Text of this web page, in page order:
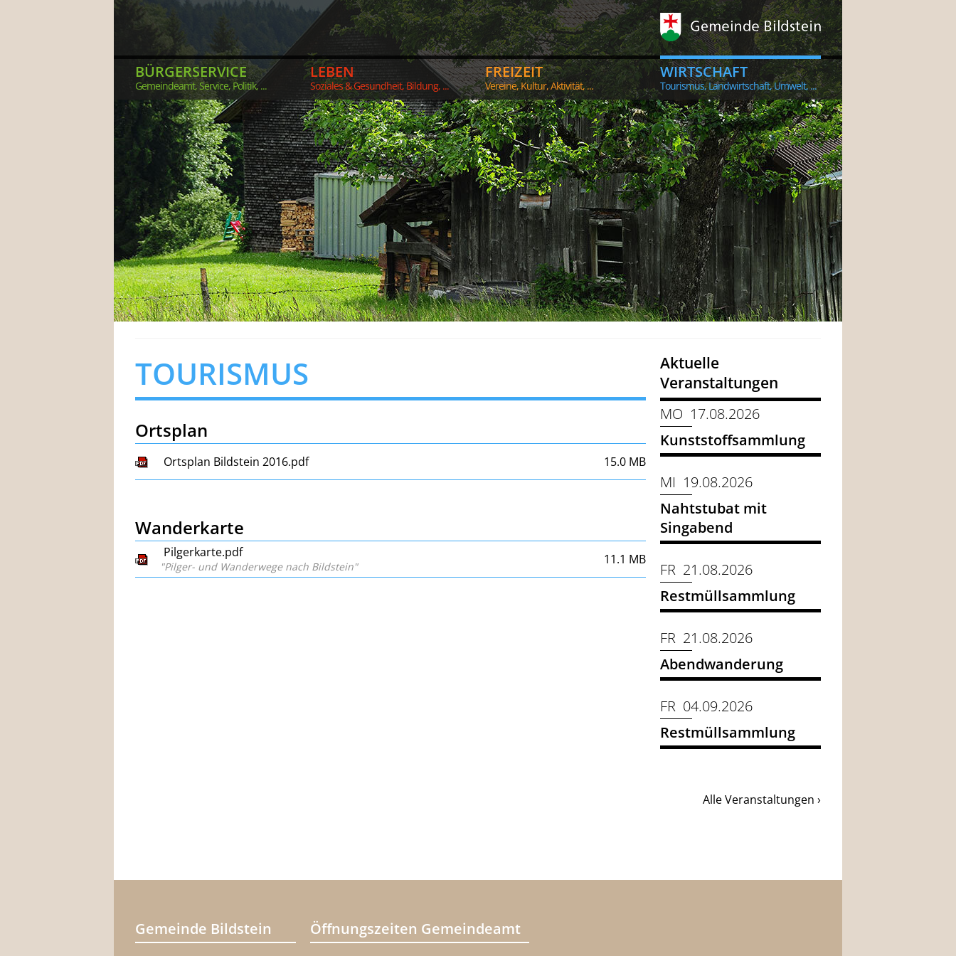
BÜRGERSERVICE
Gemeindeamt, Service, Politik, ...
LEBEN
Soziales & Gesundheit, Bildung, ...
FREIZEIT
Vereine, Kultur, Aktivität, ...
WIRTSCHAFT
Tourismus, Landwirtschaft, Umwelt, ...
TOURISMUS
Ortsplan
Ortsplan Bildstein 2016.pdf 15.0 MB
Wanderkarte
Pilgerkarte.pdf
"Pilger- und Wanderwege nach Bildstein" 11.1 MB
Aktuelle
Veranstaltungen
MO 17.08.2026
Kunststoffsammlung
MI 19.08.2026
Nahtstubat mit
Singabend
FR 21.08.2026
Restmüllsammlung
FR 21.08.2026
Abendwanderung
FR 04.09.2026
Restmüllsammlung
Alle Veranstaltungen ›
Gemeinde Bildstein Öffnungszeiten Gemeindeamt